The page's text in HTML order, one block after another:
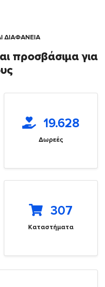
ΔΙΑΦΑΝΕΙΑ
προσβάσιμα για
19.628
Δωρεές
307
Καταστήματα